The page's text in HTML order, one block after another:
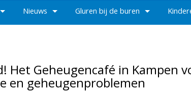
Nieuws Gluren bij de buren
Het Geheugencafé in Kampen
en geheugenproblemen